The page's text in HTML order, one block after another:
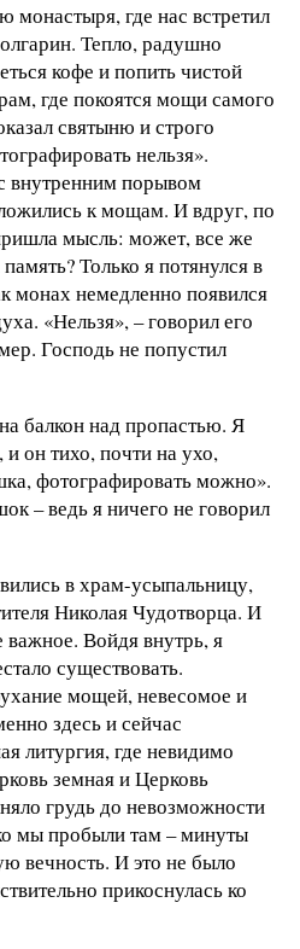
где нас встретил
Тепло, радушно
кофе и попить чистой
где покоятся мощи самого
святыню и строго
нельзя».
внутренним порывом
к мощам. И вдруг, по
мысль: может, все же
Только я потянулся в
монах немедленно появился
«Нельзя», – говорил его
Господь не попустил
балкон над пропастью. Я
он тихо, почти на ухо,
фотографировать можно».
– ведь я ничего не говорил
в храм-усыпальницу,
Николая Чудотворца. И
важное. Войдя внутрь, я
существовать.
мощей, невесомое и
здесь и сейчас
литургия, где невидимо
земная и Церковь
грудь до невозможности
мы пробыли там – минуты
вечность. И это не было
прикоснулась ко